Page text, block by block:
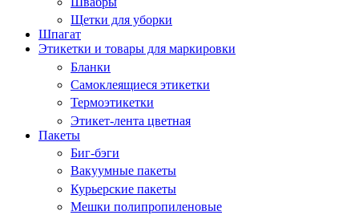
Щетки для уборки
Шпагат
Этикетки и товары для маркировки
Бланки
Самоклеящиеся этикетки
Термоэтикетки
Этикет-лента цветная
Пакеты
Биг-бэги
Вакуумные пакеты
Курьерские пакеты
Мешки полипропиленовые